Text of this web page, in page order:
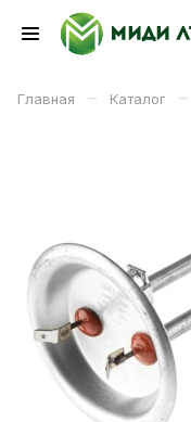
Главная – Каталог –